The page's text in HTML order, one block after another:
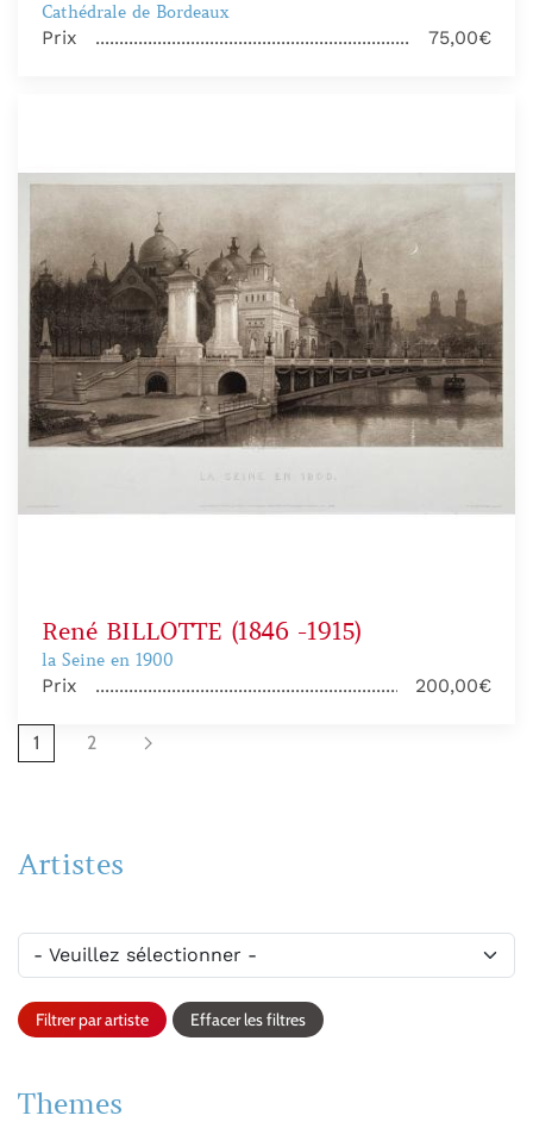
Cathédrale de Bordeaux
Prix 75,00€
René BILLOTTE (1846 -1915)
la Seine en 1900
Prix 200,00€
1 2
Artistes
Filtrer par artiste Effacer les filtres
Themes